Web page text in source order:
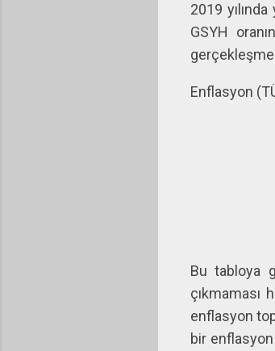
2019
GSYH
Enflasyon
Bu tabloya
çıkmaması
enflasyon
bir